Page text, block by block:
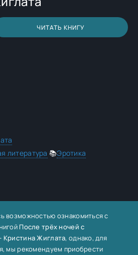
ЧИТАТЬ КНИГУ
литература 📚Эротика
возможностью ознакомиться с
После трёх ночей с
Жиглата, однако, для
мы рекомендуем приобрести